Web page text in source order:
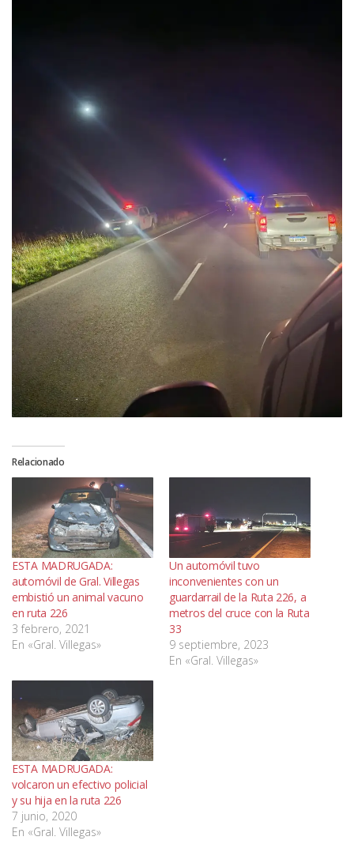
Relacionado
ESTA MADRUGADA:
automóvil de Gral. Villegas
embistió un animal vacuno
en ruta 226
3 febrero, 2021
En «Gral. Villegas»
Un automóvil tuvo
inconvenientes con un
guardarrail de la Ruta 226, a
metros del cruce con la Ruta
33
9 septiembre, 2023
En «Gral. Villegas»
ESTA MADRUGADA:
volcaron un efectivo policial
y su hija en la ruta 226
7 junio, 2020
En «Gral. Villegas»